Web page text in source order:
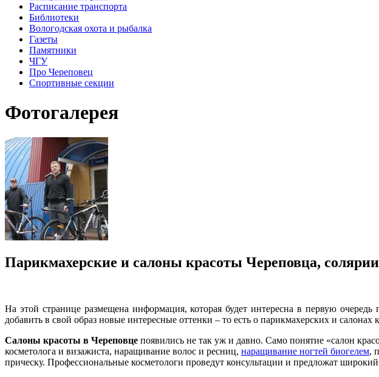
Расписание транспорта
Библиотеки
Вологодская охота и рыбалка
Газеты
Памятники
ЧГУ
Про Череповец
Спортивные секции
Фотогалерея
Парикмахерские и салоны красоты Череповца, солярии
На этой странице размещена информация, которая будет интересна в первую
добавить в свой образ новые интересные оттенки – то есть о парикмахерских и салонах
Салоны красоты в Череповце появились не так уж и давно. Само понятие «салон
косметолога и визажиста, наращивание волос и ресниц, наращивание ногтей биогелем,
прическу. Профессиональные косметологи проведут консультации и предложат